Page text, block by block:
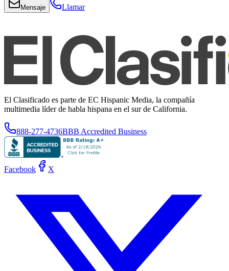
Mensaje Llamar
El Clasificado es parte de EC Hispanic Media, la compañía
multimedia líder de habla hispana en el sur de California.
888-277-4736BBB Accredited Business
Facebook X